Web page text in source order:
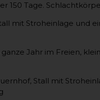
150 Tage.
mit Stroheinlage und
Jahr im Freien,
Stall mit